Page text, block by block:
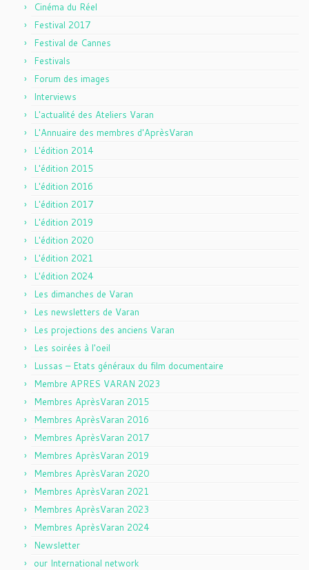
Cinéma du Réel
Festival 2017
Festival de Cannes
Festivals
Forum des images
Interviews
L'actualité des Ateliers Varan
L'Annuaire des membres d'AprèsVaran
L'édition 2014
L'édition 2015
L'édition 2016
L'édition 2017
L'édition 2019
L'édition 2020
L'édition 2021
L'édition 2024
Les dimanches de Varan
Les newsletters de Varan
Les projections des anciens Varan
Les soirées à l'oeil
Lussas – Etats généraux du film documentaire
Membre APRES VARAN 2023
Membres AprèsVaran 2015
Membres AprèsVaran 2016
Membres AprèsVaran 2017
Membres AprèsVaran 2019
Membres AprèsVaran 2020
Membres AprèsVaran 2021
Membres AprèsVaran 2023
Membres AprèsVaran 2024
Newsletter
our International network